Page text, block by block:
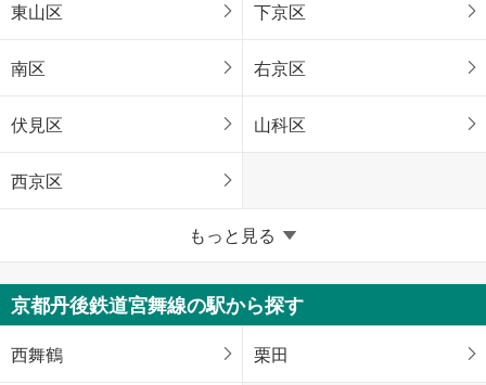
東山区 下京区
南区 右京区
伏見区 山科区
西京区
京都府のそのほかの地域
福知山市 舞鶴市
綾部市 宇治市
もっと見る
京都丹後鉄道宮舞線の駅から探す
西舞鶴 栗田